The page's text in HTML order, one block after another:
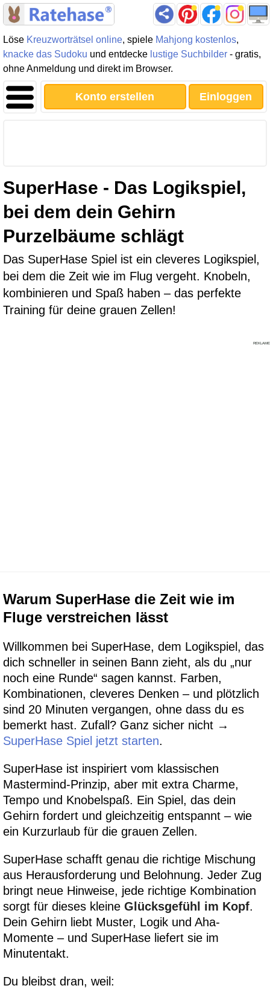
Löse Kreuzworträtsel online, spiele Mahjong kostenlos,
knacke das Sudoku und entdecke lustige Suchbilder - gratis,
ohne Anmeldung und direkt im Browser.
Konto erstellen Einloggen
SuperHase - Das Logikspiel,
bei dem dein Gehirn
Purzelbäume schlägt
Das SuperHase Spiel ist ein cleveres Logikspiel,
bei dem die Zeit wie im Flug vergeht. Knobeln,
kombinieren und Spaß haben – das perfekte
Training für deine grauen Zellen!
REKLAME
Warum SuperHase die Zeit wie im
Fluge verstreichen lässt
Willkommen bei SuperHase, dem Logikspiel, das
dich schneller in seinen Bann zieht, als du „nur
noch eine Runde“ sagen kannst. Farben,
Kombinationen, cleveres Denken – und plötzlich
sind 20 Minuten vergangen, ohne dass du es
bemerkt hast. Zufall? Ganz sicher nicht →
SuperHase Spiel jetzt starten.
SuperHase ist inspiriert vom klassischen
Mastermind-Prinzip, aber mit extra Charme,
Tempo und Knobelspaß. Ein Spiel, das dein
Gehirn fordert und gleichzeitig entspannt – wie
ein Kurzurlaub für die grauen Zellen.
SuperHase schafft genau die richtige Mischung
aus Herausforderung und Belohnung. Jeder Zug
bringt neue Hinweise, jede richtige Kombination
sorgt für dieses kleine Glücksgefühl im Kopf.
Dein Gehirn liebt Muster, Logik und Aha-
Momente – und SuperHase liefert sie im
Minutentakt.
Du bleibst dran, weil: